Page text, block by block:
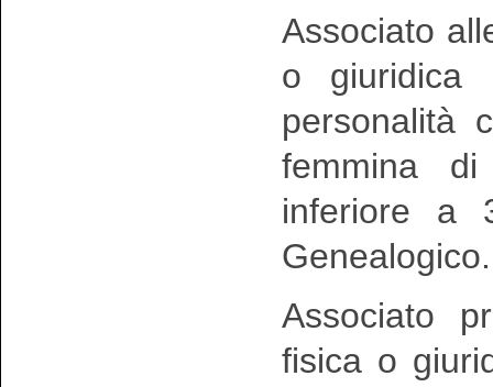
Associato
o giuridica
personalità
femmina
inferiore a
Genealogico.
Associato
fisica o